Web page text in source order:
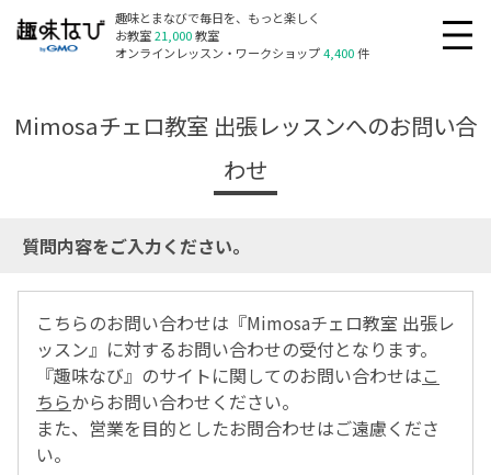
趣味とまなびで毎日を、もっと楽しく
お教室21,000教室
オンラインレッスン・ワークショップ4,400件
Mimosaチェロ教室 出張レッスンへのお問い合
わせ
質問内容をご入力ください。
こちらのお問い合わせは『Mimosaチェロ教室 出張レ
ッスン』に対するお問い合わせの受付となります。
『趣味なび』のサイトに関してのお問い合わせはこ
ちらからお問い合わせください。
また、営業を目的としたお問合わせはご遠慮くださ
い。